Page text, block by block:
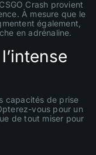
Crash provient
À mesure que le
également,
en adrénaline.
capacités de prise
vous pour un
de tout miser pour